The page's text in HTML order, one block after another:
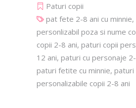
Paturi copii
pat fete 2-8 ani cu minnie,
personlizabil poza si nume
copii 2-8 ani, paturi copii
12 ani, paturi cu personaje
paturi fetite cu minnie, paturi
personalizabile copii 2-8 ani